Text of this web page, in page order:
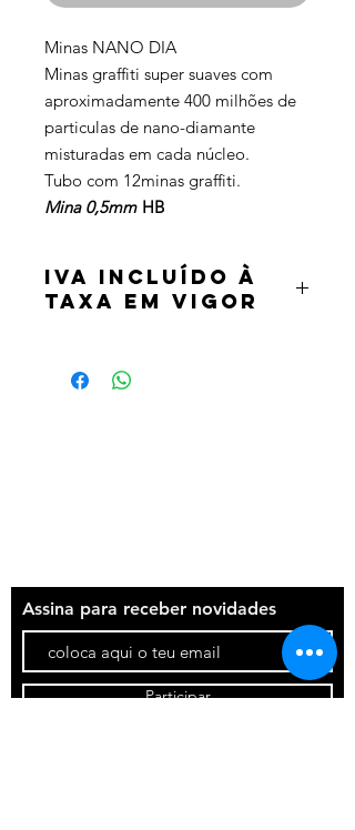
Minas NANO DIA
Minas graffiti super suaves com
aproximadamente 400 milhões de
particulas de nano-diamante
misturadas em cada núcleo.
Tubo com 12minas graffiti.
Mina 0,5mm HB
IVA incluído à
taxa em vigor
Assina para receber novidades
Participar